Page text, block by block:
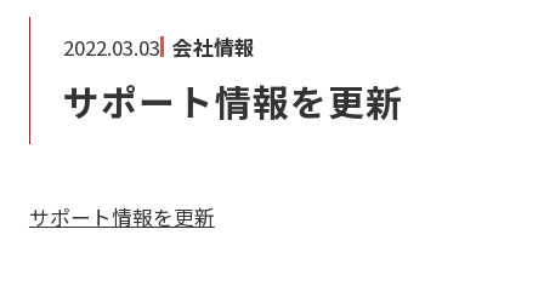
2022.03.03 会社情報
サポート情報を更新
サポート情報を更新